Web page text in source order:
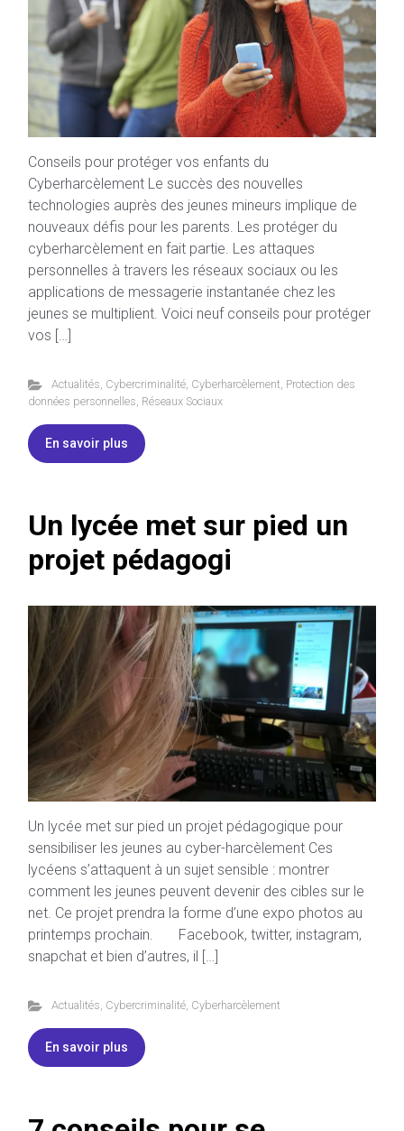
Conseils pour protéger vos enfants du
Cyberharcèlement Le succès des nouvelles
technologies auprès des jeunes mineurs implique de
nouveaux défis pour les parents. Les protéger du
cyberharcèlement en fait partie. Les attaques
personnelles à travers les réseaux sociaux ou les
applications de messagerie instantanée chez les
jeunes se multiplient. Voici neuf conseils pour protéger
vos […]
Actualités, Cybercriminalité, Cyberharcèlement, Protection des
données personnelles, Réseaux Sociaux
En savoir plus
Un lycée met sur pied un
projet pédagogi
Un lycée met sur pied un projet pédagogique pour
sensibiliser les jeunes au cyber-harcèlement Ces
lycéens s’attaquent à un sujet sensible : montrer
comment les jeunes peuvent devenir des cibles sur le
net. Ce projet prendra la forme d’une expo photos au
printemps prochain. Facebook, twitter, instagram,
snapchat et bien d’autres, il […]
Actualités, Cybercriminalité, Cyberharcèlement
En savoir plus